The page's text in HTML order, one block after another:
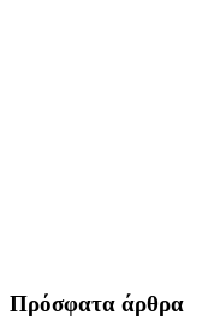
Πρόσφατα άρθρα